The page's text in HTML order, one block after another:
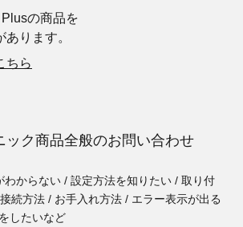
の商品を
ります。
ちら
ック商品全般のお問い合わせ
わからない / 設定方法を知りたい / 取り付
接続方法 / お手入れ方法 / エラー表示が出る
したいなど